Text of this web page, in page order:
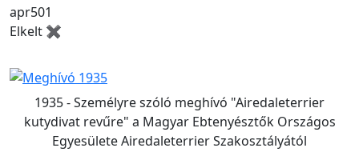
apr501
Elkelt ✖
1935 - Személyre szóló meghívó "Airedaleterrier
kutydivat revűre" a Magyar Ebtenyésztők Országos
Egyesülete Airedaleterrier Szakosztályától